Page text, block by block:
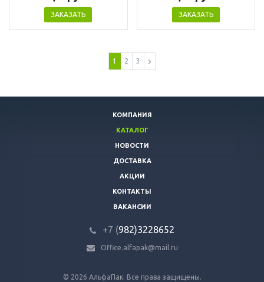
ЗАКАЗАТЬ ЗАКАЗАТЬ
1 2 3
КОМПАНИЯ
КАТАЛОГ
НОВОСТИ
ДОСТАВКА
АКЦИИ
КОНТАКТЫ
ВАКАНСИИ
+7 (982)3228652
Office.alfapak@mail.ru
© 2026 АльфаПак. Все права защищены.